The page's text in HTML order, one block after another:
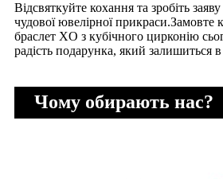
Відсвяткуйте кохання та зробіть
чудової ювелірної прикраси.Замовте
браслет XO з кубічного цирконію
радість подарунка, який залишиться в
Чому обирають нас?